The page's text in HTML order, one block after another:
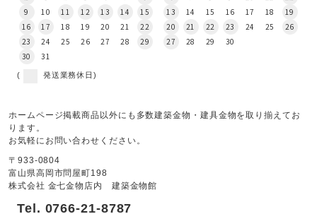
9
10 11 12 13 14
15
16
17 18 19 20 21
22
23
24 25 26 27 28
29
30
31
13
14 15 16 17 18
19
20
21 22 23 24 25
26
27
28 29 30
( 発送業務休日)
ホームページ掲載商品以外にも多数建築金物・建具金物を取り揃えてお
ります。
お気軽にお問い合わせください。
〒933-0804
富山県高岡市問屋町198
株式会社 金七金物店内 建築金物館
Tel. 0766-21-8787